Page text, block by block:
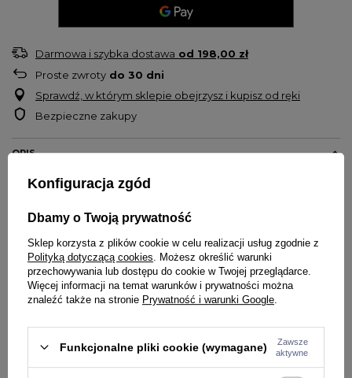
Darmowa i szybka dostawa od 198,00 zł
Proste zwroty do 30 dni
Sprawdź, w którym sklepie obejrzysz i kupisz od ręki
Bezpieczne zakupy
OPIS
Klasyczne bokserki męskie producenta
W pasie guma z wdzianym logotypem Prosto
Wykonane z wysoko gatunkowej mieszkanki bawełny i elastanu
Gramatura materiału 200g/m2
Skład: 95 % bawełna, 5% elastan
ustawy o prawach konsumenta nie podlega zwrotowi. Prosimy o
przemyślane zakupy.
Konfiguracja zgód
Dbamy o Twoją prywatność
Sklep korzysta z plików cookie w celu realizacji usług zgodnie z
Polityką dotyczącą cookies . Możesz określić warunki
przechowywania lub dostępu do cookie w Twojej przeglądarce.
Więcej informacji na temat warunków i prywatności można
znaleźć także na stronie Prywatność i warunki Google
Funkcjonalne pliki cookie (wymagane)
Zawsze
aktywne